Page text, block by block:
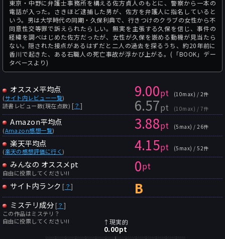
東京・中野に弁護士事務所を構える佐方貞人のもとに、警察から一本の
電話が入った。さきほど逮捕した男が、佐方を弁護人に指名していると
いう。男は大学時代の同期・久保利典で、行きつけのクラブの女性から不
同意性交等罪で訴えられたらしい。無実を主張する久保を信じ、事件の
経緯を調べはじめた佐方だったが、女性が久保を嵌める動機が見当たら
ない。隠された接点があるはずだと二人の過去を探るうち、約20年前に
香川で起きた、ある石職人の死亡事故が浮かび上がる。(「BOOK」デー
タベースより)
オススメ平均点
(サイト内レビュー一覧)
読書レビュー数(現在点数) [？ ]
9.00pt (10max) / 2件
6.57pt (10max) / 7件
Amazon平均点
(Amazon感想一覧) 3.88pt (5max) / 26件
楽天平均点
(楽天の感想評価に行く) 4.15pt (5max) / 52件
みんなの オススメpt
自由に投票してください!! 0pt
サイト内ランク [ ？] B
ミステリ成分 [？ ]
この作品はミステリ？
自由に投票してください!!
↑現実的
0.00pt